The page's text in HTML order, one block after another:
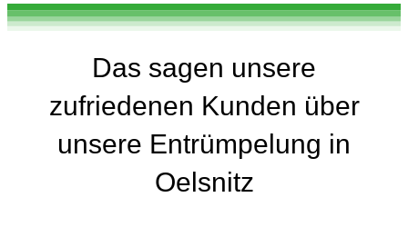
Das sagen unsere
zufriedenen Kunden über
unsere Entrümpelung in
Oelsnitz